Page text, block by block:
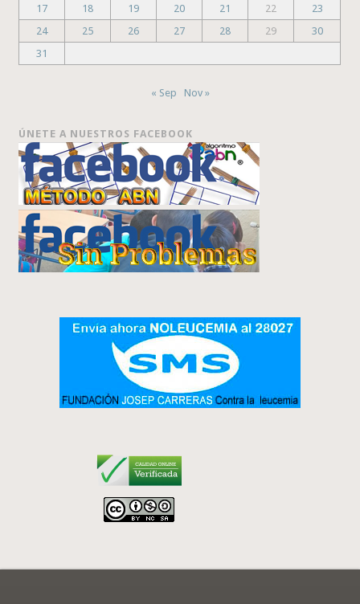
17
18 19 20 21 22
23
24
25 26 27 28 29
30
31
« Sep Nov »
ÚNETE A NUESTROS FACEBOOK